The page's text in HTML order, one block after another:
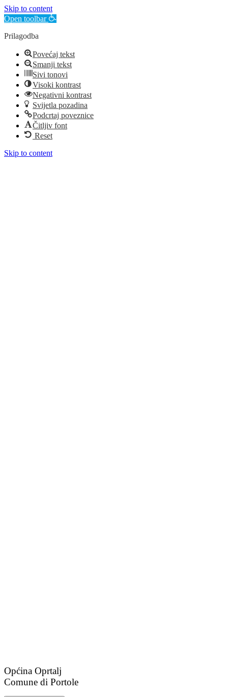
Skip to content
Open toolbar
Prilagodba
Povećaj tekst
Smanji tekst
Sivi tonovi
Visoki kontrast
Negativni kontrast
Svijetla pozadina
Podcrtaj poveznice
Čitljiv font
Reset
Skip to content
Općina Oprtalj
Comune di Portole